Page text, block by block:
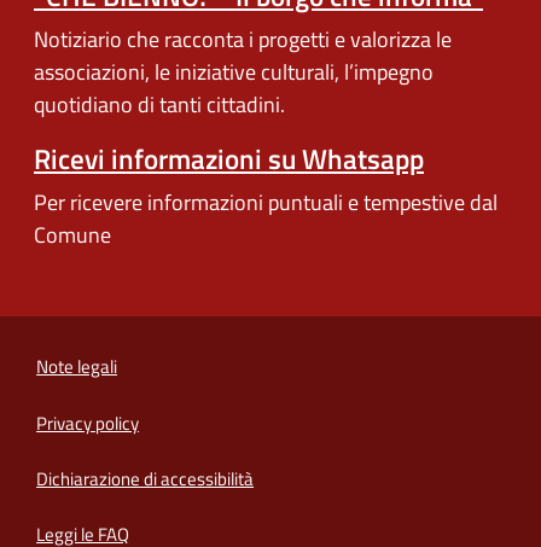
Notiziario che racconta i progetti e valorizza le
associazioni, le iniziative culturali, l’impegno
quotidiano di tanti cittadini.
Ricevi informazioni su Whatsapp
Per ricevere informazioni puntuali e tempestive dal
Comune
Note legali
Privacy policy
Dichiarazione di accessibilità
Leggi le FAQ